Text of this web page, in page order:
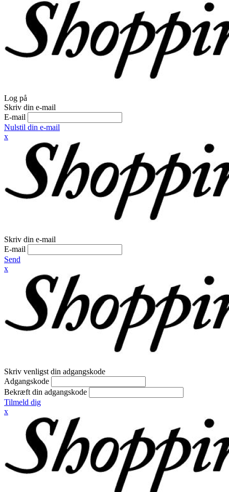
Log på
Skriv din e-mail
E-mail
Nulstil din e-mail
x
Skriv din e-mail
E-mail
Send
x
Skriv venligst din adgangskode
Adgangskode
Bekræft din adgangskode
Tilmeld dig
x